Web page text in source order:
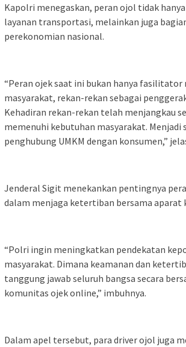
Kapolri menegaskan, peran ojol tidak
layanan transportasi, melainkan juga
perekonomian nasional.
“Peran ojek saat ini bukan hanya fasilitator
masyarakat, rekan-rekan sebagai
Kehadiran rekan-rekan telah menjangkau
memenuhi kebutuhan masyarakat. Menjadi
penghubung UMKM dengan konsumen,”
Jenderal Sigit menekankan pentingnya
dalam menjaga ketertiban bersama aparat
“Polri ingin meningkatkan pendekatan
masyarakat. Dimana keamanan dan
tanggung jawab seluruh bangsa secara
komunitas ojek online,” imbuhnya.
Dalam apel tersebut, para driver ojol juga